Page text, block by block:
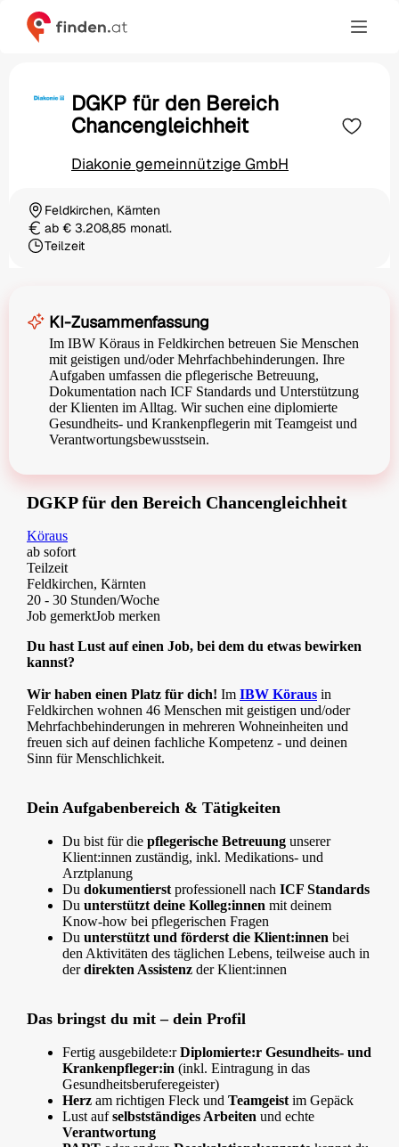
DGKP für den Bereich
Chancengleichheit
Diakonie gemeinnützige GmbH
Ortschaft
Feldkirchen, Kärnten
Gehaltab € 3.208,85 monatl.
Beschäftigungsart
Teilzeit
KI-Zusammenfassung
Im IBW Köraus in Feldkirchen betreuen Sie Menschen
mit geistigen und/oder Mehrfachbehinderungen. Ihre
Aufgaben umfassen die pflegerische Betreuung,
Dokumentation nach ICF Standards und Unterstützung
der Klienten im Alltag. Wir suchen eine diplomierte
Gesundheits- und Krankenpflegerin mit Teamgeist und
Verantwortungsbewusstsein.
DGKP für den Bereich Chancengleichheit
Köraus
ab sofort
Teilzeit
Feldkirchen, Kärnten
20 - 30 Stunden/Woche
Job gemerktJob merken
Du hast Lust auf einen Job, bei dem du etwas bewirken
kannst?
Wir haben einen Platz für dich! Im IBW Köraus in
Feldkirchen wohnen 46 Menschen mit geistigen und/oder
Mehrfachbehinderungen in mehreren Wohneinheiten und
freuen sich auf deinen fachliche Kompetenz - und deinen
Sinn für Menschlichkeit.
Dein Aufgabenbereich & Tätigkeiten
Du bist für die pflegerische Betreuung unserer
Klient:innen zuständig, inkl. Medikations- und
Arztplanung
Du dokumentierst professionell nach ICF Standards
Du unterstützt deine Kolleg:innen mit deinem
Know-how bei pflegerischen Fragen
Du unterstützt und förderst die Klient:innen bei
den Aktivitäten des täglichen Lebens, teilweise auch in
derdirekten Assistenz der Klient:innen
Das bringst du mit – dein Profil
Fertig ausgebildete:rDiplomierte:r Gesundheits- und
Krankenpfleger:in (inkl. Eintragung in das
Gesundheitsberuferegeister)
Herz am richtigen Fleck und Teamgeist im Gepäck
Lust aufselbstständiges Arbeiten und echte
Verantwortung